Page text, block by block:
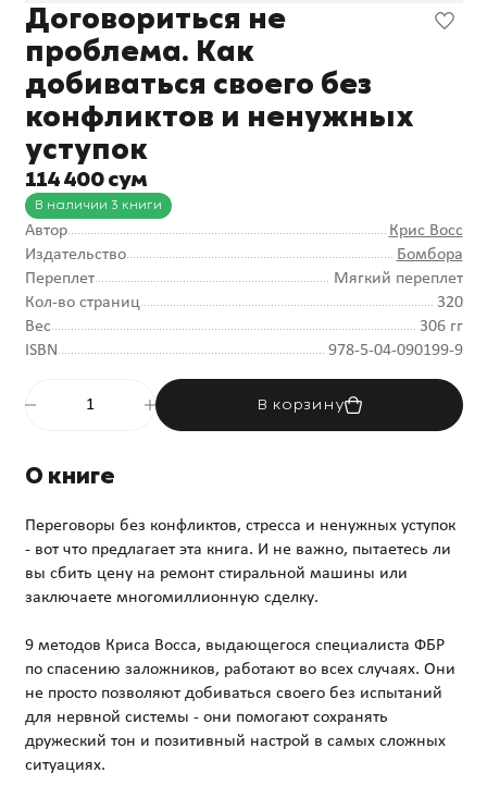
Договориться не
проблема. Как
добиваться своего без
конфликтов и ненужных
уступок
114 400 сум
В наличии 3 книги
Автор
Крис Восс
Издательство
Бомбора
Переплет
Мягкий переплет
Кол-во страниц
320
Вес
306 гг
ISBN
978-5-04-090199-9
В корзину
О книге
Переговоры без конфликтов, стресса и ненужных уступок
- вот что предлагает эта книга. И не важно, пытаетесь ли
вы сбить цену на ремонт стиральной машины или
заключаете многомиллионную сделку.
9 методов Криса Восса, выдающегося специалиста ФБР
по спасению заложников, работают во всех случаях. Они
не просто позволяют добиваться своего без испытаний
для нервной системы - они помогают сохранять
дружеский тон и позитивный настрой в самых сложных
ситуациях.